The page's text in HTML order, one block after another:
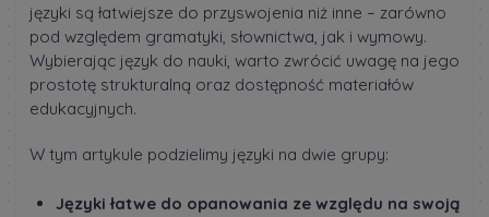
języki są łatwiejsze do przyswojenia niż inne – zarówno
pod względem gramatyki, słownictwa, jak i wymowy.
Wybierając język do nauki, warto zwrócić uwagę na jego
prostotę strukturalną oraz dostępność materiałów
edukacyjnych.
W tym artykule podzielimy języki na dwie grupy:
Języki łatwe do opanowania ze względu na swoją